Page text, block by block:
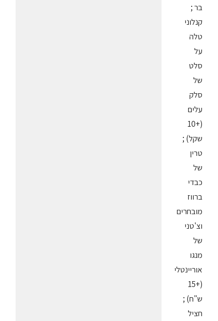
בר ;
קנלוני
טלה
על
סלט
של
סלק
עלים
(+10
שקל) ;
טרין
של
כבדי
ברווז
מובחרים
וצ'טני
של
מנגו
אוריינטלי
(+15
ש"ח) ;
חציל